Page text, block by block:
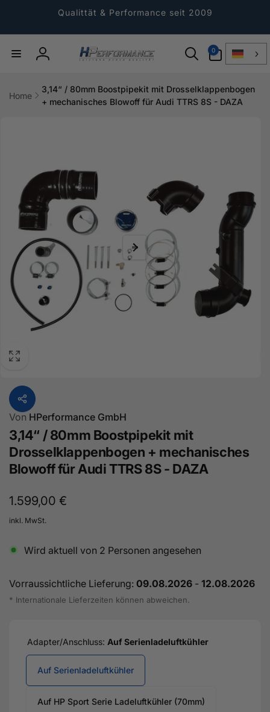
Qualittät & Performance seit 2009
Einloggen
0
Artikel
Home
3,14“ / 80mm Boostpipekit mit Drosselklappenbogen
+ mechanisches Blowoff für Audi TTRS 8S - DAZA
Von HPerformance GmbH
3,14“ / 80mm Boostpipekit mit
Drosselklappenbogen + mechanisches
Blowoff für Audi TTRS 8S - DAZA
Normaler
Preis
1.599,00 €
inkl. MwSt.
Wird aktuell von 2 Personen angesehen
Vorraussichtliche Lieferung: 09.08.2026 - 12.08.2026
* Internationale Lieferzeiten können abweichen.
Adapter/Anschluss: Auf Serienladeluftkühler
Auf Serienladeluftkühler
Auf HP Sport Serie Ladeluftkühler (70mm)